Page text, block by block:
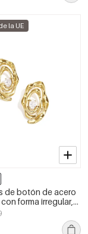
la UE
de botón de acero
forma irregular,
la serie Daily
para mujer.